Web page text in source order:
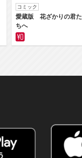
コミック
愛蔵版 花ざかりの君た
ちへ